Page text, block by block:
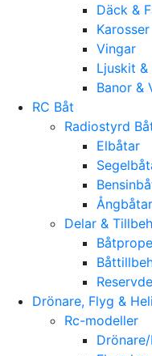
Däck &
Karosser
Vingar
Ljuskit &
Banor &
RC Båt
Radiostyrd
Elbåtar
Ångbåtar
Delar &
Drönare, Flyg & Heli
Rc-modeller